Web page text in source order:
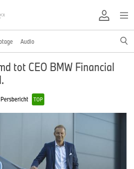
Audio
tot CEO BMW Financial
Persbericht TOP